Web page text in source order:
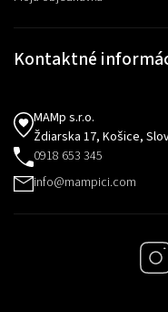
Kontaktné
MAMp s.r.o.
Ždiarska 17, Košice,
0918 653 345
info@mampici.com